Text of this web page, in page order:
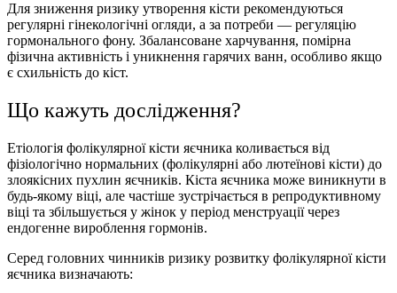
Для зниження ризику утворення кісти рекомендуються
регулярні гінекологічні огляди, а за потреби — регуляцію
гормонального фону. Збалансоване харчування, помірна
фізична активність і уникнення гарячих ванн, особливо якщо
є схильність до кіст.
Що кажуть дослiдження?
Етіологія фолікулярної кісти яєчника коливається від
фізіологічно нормальних (фолікулярні або лютеїнові кісти) до
злоякісних пухлин яєчників. Кіста яєчника може виникнути в
будь-якому віці, але частіше зустрічається в репродуктивному
віці та збільшується у жінок у період менструації через
ендогенне вироблення гормонів.
Серед головних чинників ризику розвитку фолікулярної кісти
яєчника визначають: